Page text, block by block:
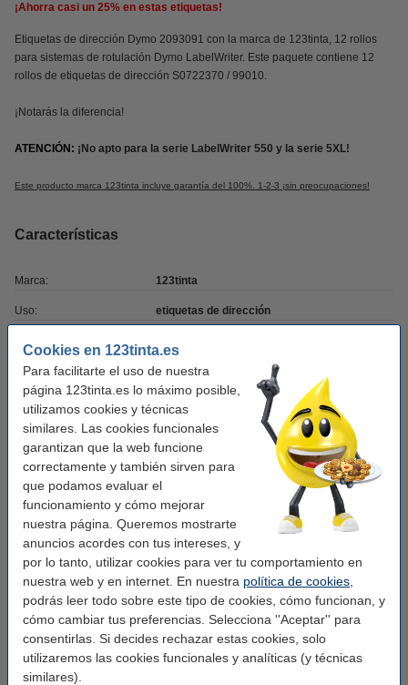
Cookies en 123tinta.es
Para facilitarte el uso de nuestra
página 123tinta.es lo máximo posible,
utilizamos cookies y técnicas
similares. Las cookies funcionales
garantizan que la web funcione
correctamente y también sirven para
que podamos evaluar el
funcionamiento y cómo mejorar
nuestra página. Queremos mostrarte
anuncios acordes con tus intereses, y
por lo tanto, utilizar cookies para ver tu comportamiento en
nuestra web y en internet. En nuestra política de cookies
podrás leer todo sobre este tipo de cookies, cómo funcionan, y
cómo cambiar tus preferencias. Selecciona ''Aceptar'' para
consentirlas. Si decides rechazar estas cookies, solo
utilizaremos las cookies funcionales y analíticas (y técnicas
similares).
¡Ahorra casi un 25% en estas etiquetas!
Etiquetas de dirección Dymo 2093091 con la marca de 123tinta, 12 rollos
para sistemas de rotulación Dymo LabelWriter. Este paquete contiene 12
rollos de etiquetas de dirección S0722370 / 99010.
¡Notarás la diferencia!
ATENCIÓN: ¡No apto para la serie LabelWriter 550 y la serie 5XL!
Este producto marca 123tinta incluye garantía del 100%. 1-2-3 ¡sin preocupaciones!
Características
Marca: 123tinta
Uso: etiquetas de dirección
Medidas: 28 x 89 mm (AnxL)
Acabado:
Cantidad: 12 x 130
papel
Color: blanco
Pack ahorro
Dymo 2093091 etiquetas de dirección 99010
(marca 123tinta) | Pack 3 x 12 uds
124,50 €
Dymo S0722360/13188 etiquetas para
direcciones de envío 99010 (marca 123tinta) |
Pack 24 uds